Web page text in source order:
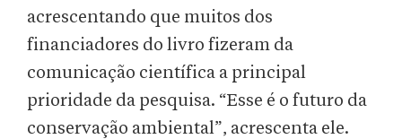
acrescentando que muitos dos
financiadores do livro fizeram da
comunicação científica a principal
prioridade da pesquisa. “Esse é o futuro da
conservação ambiental”, acrescenta ele.